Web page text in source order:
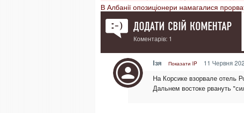
В Албанії опозиціонери намагалися
ДОДАТИ СВІЙ КОМЕНТАР
Коментарів: 1
Iзя Показати IP 11 Червня
На Корсике взорвале отель
Дальнем востоке рвануть